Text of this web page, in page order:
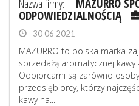
Nazwa firmy: MAZURRO
ODPOWIEDZIALNOŚCIĄ
30 06 2021
MAZURRO to polska marka
sprzedażą aromatycznej
Odbiorcami są zarówno
przedsiębiorcy, którzy
kawy na...